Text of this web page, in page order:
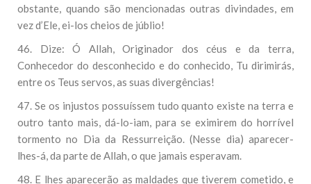
obstante, quando são mencionadas outras divindades, em
vez d’Ele, ei-los cheios de júblio!
46. Dize: Ó Allah, Originador dos céus e da terra,
Conhecedor do desconhecido e do conhecido, Tu dirimirás,
entre os Teus servos, as suas divergências!
47. Se os injustos possuíssem tudo quanto existe na terra e
outro tanto mais, dá-lo-iam, para se eximirem do horrível
tormento no Dia da Ressurreição. (Nesse dia) aparecer-
lhes-á, da parte de Allah, o que jamais esperavam.
48. E lhes aparecerão as maldades que tiverem cometido, e